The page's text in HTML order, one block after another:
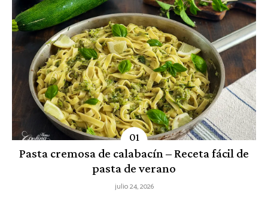
Pasta cremosa de calabacín – Receta fácil de
pasta de verano
julio 24, 2026